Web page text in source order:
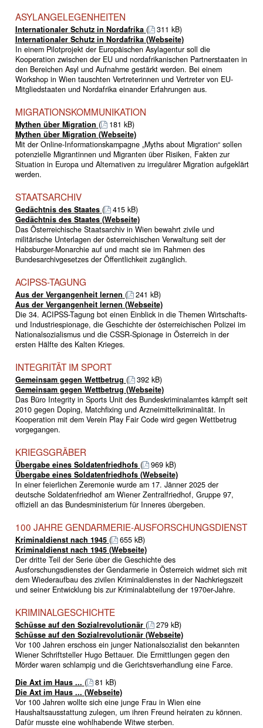
ASYLANGELEGENHEITEN
Internationaler Schutz in Nordafrika (
311 kB)
Internationaler Schutz in Nordafrika (Webseite)
In einem Pilotprojekt der Europäischen Asylagentur soll die
Kooperation zwischen der EU und nordafrikanischen Partnerstaaten in
den Bereichen Asyl und Aufnahme gestärkt werden. Bei einem
Workshop in Wien tauschten Vertreterinnen und Vertreter von EU-
Mitgliedstaaten und Nordafrika einander Erfahrungen aus.
MIGRATIONSKOMMUNIKATION
Mythen über Migration (
181 kB)
Mythen über Migration (Webseite)
Mit der Online-Informationskampagne „Myths about Migration“ sollen
potenzielle Migrantinnen und Migranten über Risiken, Fakten zur
Situation in Europa und Alternativen zu irregulärer Migration aufgeklärt
werden.
STAATSARCHIV
Gedächtnis des Staates (
415 kB)
Gedächtnis des Staates (Webseite)
Das Österreichische Staatsarchiv in Wien bewahrt zivile und
militärische Unterlagen der österreichischen Verwaltung seit der
Habsburger-Monarchie auf und macht sie im Rahmen des
Bundesarchivgesetzes der Öffentlichkeit zugänglich.
ACIPSS-TAGUNG
Aus der Vergangenheit lernen (
241 kB)
Aus der Vergangenheit lernen (Webseite)
Die 34. ACIPSS-Tagung bot einen Einblick in die Themen Wirtschafts-
und Industriespionage, die Geschichte der österreichischen Polizei im
Nationalsozialismus und die CSSR-Spionage in Österreich in der
ersten Hälfte des Kalten Krieges.
INTEGRITÄT IM SPORT
Gemeinsam gegen Wettbetrug (
392 kB)
Gemeinsam gegen Wettbetrug (Webseite)
Das Büro Integrity in Sports Unit des Bundeskriminalamtes kämpft seit
2010 gegen Doping, Match­fixing und Arzneimittelkriminalität. In
Kooperation mit dem Verein Play Fair Code wird gegen Wettbetrug
vorgegangen.
KRIEGSGRÄBER
Übergabe eines Soldatenfriedhofs (
969 kB)
Übergabe eines Soldatenfriedhofs (Webseite)
In einer feierlichen Zeremonie wurde am 17. Jänner 2025 der
deutsche Soldatenfriedhof am Wiener Zentralfriedhof, Gruppe 97,
offiziell an das Bundesministerium für Inneres übergeben.
100 JAHRE GENDARMERIE-AUSFORSCHUNGSDIENST
Kriminaldienst nach 1945 (
655 kB)
Kriminaldienst nach 1945 (Webseite)
Der dritte Teil der Serie über die Geschichte des
Ausforschungsdienstes der Gendarmerie in Österreich widmet sich mit
dem Wiederaufbau des zivilen Kriminaldienstes in der Nachkriegszeit
und seiner Entwicklung bis zur Kriminalabteilung der 1970er-Jahre.
KRIMINALGESCHICHTE
Schüsse auf den Sozialrevolutionär (
279 kB)
Schüsse auf den Sozialrevolutionär (Webseite)
Vor 100 Jahren erschoss ein junger Nationalsozialist den bekannten
Wiener Schriftsteller Hugo Bettauer. Die Ermittlungen gegen den
Mörder waren schlampig und die Gerichtsverhandlung eine Farce.
Die Axt im Haus ... (
81 kB)
Die Axt im Haus ... (Webseite)
Vor 100 Jahren wollte sich eine junge Frau in Wien eine
Haushaltsausstattung zulegen, um ihren Freund heiraten zu können.
Dafür musste eine wohlhabende Witwe sterben.